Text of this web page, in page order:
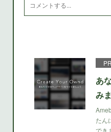
PR
あ
み
たん
でき